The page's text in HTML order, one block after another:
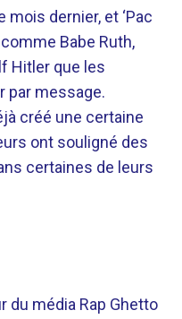
dernier, et ‘Pac
Babe Ruth,
Hitler que les
par message.
créé une certaine
ont souligné des
certaines de leurs
du média Rap Ghetto